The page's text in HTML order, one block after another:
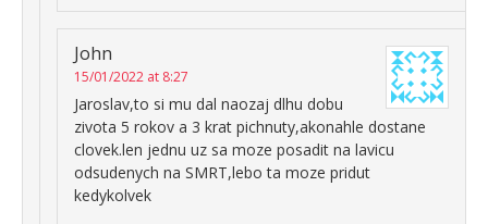
John
15/01/2022 at 8:27
Jaroslav,to si mu dal naozaj dlhu dobu
zivota 5 rokov a 3 krat pichnuty,akonahle dostane
clovek.len jednu uz sa moze posadit na lavicu
odsudenych na SMRT,lebo ta moze pridut
kedykolvek